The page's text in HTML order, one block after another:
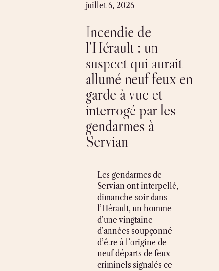
juillet 6, 2026
Incendie de
l’Hérault : un
suspect qui aurait
allumé neuf feux en
garde à vue et
interrogé par les
gendarmes à
Servian
Les gendarmes de
Servian ont interpellé,
dimanche soir dans
l’Hérault, un homme
d’une vingtaine
d’années soupçonné
d’être à l’origine de
neuf départs de feux
criminels signalés ce